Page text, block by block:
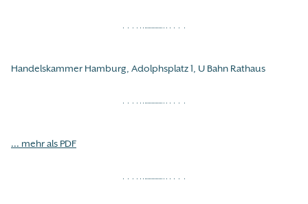
Handelskammer Hamburg, Adolphsplatz 1, U Bahn Rathaus
... mehr als PDF